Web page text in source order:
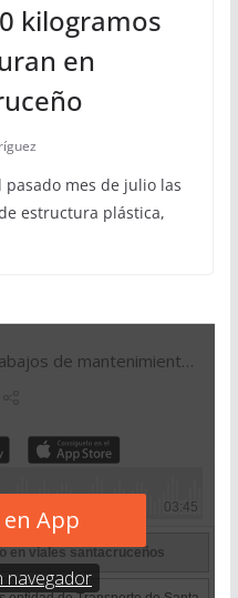
kilogramos
en
pasado mes de julio las
estructura plástica,